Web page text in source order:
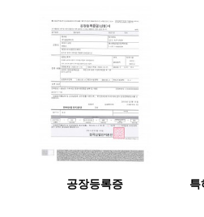
공장등록증